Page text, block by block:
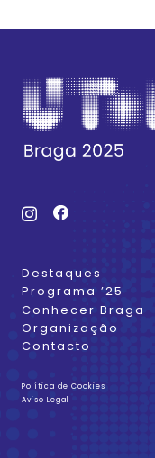
Destaques
Programa ’25
Conhecer Braga
Organização
Contacto
Política de Cookies
Aviso Legal